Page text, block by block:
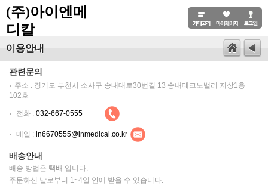
(주)아이엔메
디칼
이용안내
관련문의
주소 : 경기도 부천시 소사구 송내대로30번길 13 송내테크노밸리 지상1층
102호
전화 : 032-667-0555
메일 : in6670555@inmedical.co.kr
배송안내
배송 방법은 택배 입니다.
주문하신 날로부터 1~4일 안에 받을 수 있습니다.